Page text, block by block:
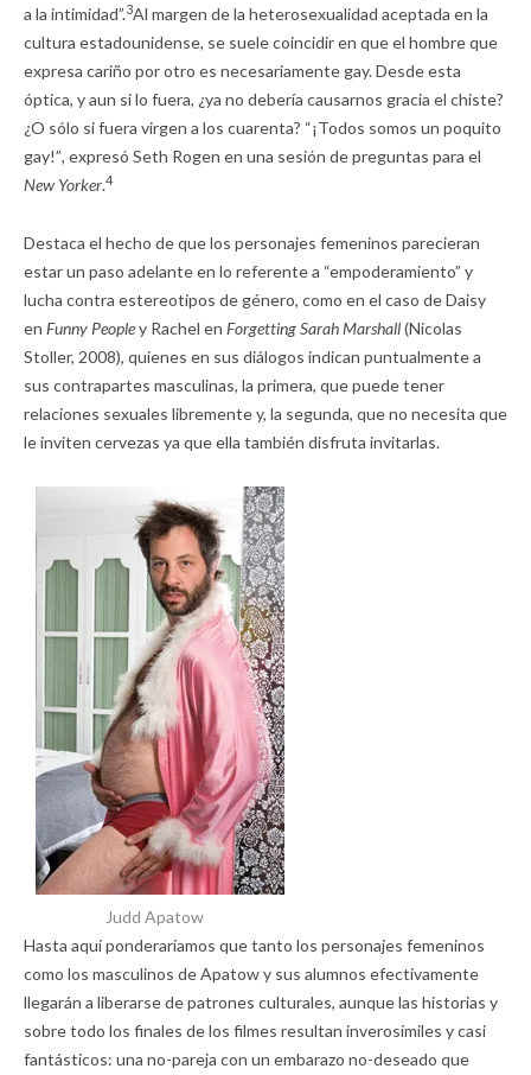
a la intimidad”.3Al margen de la heterosexualidad aceptada en la
cultura estadounidense, se suele coincidir en que el hombre que
expresa cariño por otro es necesariamente gay. Desde esta
óptica, y aun si lo fuera, ¿ya no debería causarnos gracia el chiste?
¿O sólo si fuera virgen a los cuarenta? “¡Todos somos un poquito
gay!”, expresó Seth Rogen en una sesión de preguntas para el
New Yorker.4
Destaca el hecho de que los personajes femeninos parecieran
estar un paso adelante en lo referente a “empoderamiento” y
lucha contra estereotipos de género, como en el caso de Daisy
en Funny Peopley Rachel en Forgetting Sarah Marshall(Nicolas
Stoller, 2008), quienes en sus diálogos indican puntualmente a
sus contrapartes masculinas, la primera, que puede tener
relaciones sexuales libremente y, la segunda, que no necesita que
le inviten cervezas ya que ella también disfruta invitarlas.
Judd Apatow
Hasta aquí ponderaríamos que tanto los personajes femeninos
como los masculinos de Apatow y sus alumnos efectivamente
llegarán a liberarse de patrones culturales, aunque las historias y
sobre todo los finales de los filmes resultan inverosímiles y casi
fantásticos: una no-pareja con un embarazo no-deseado que